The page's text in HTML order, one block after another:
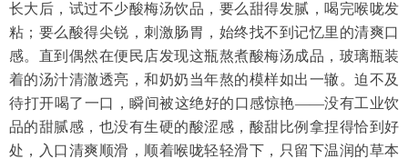
长大后，试过不少酸梅汤饮品，要么甜得发腻，喝完喉咙发
粘；要么酸得尖锐，刺激肠胃，始终找不到记忆里的清爽口
感。直到偶然在便民店发现这瓶熬煮酸梅汤成品，玻璃瓶装
着的汤汁清澈透亮，和奶奶当年熬的模样如出一辙。迫不及
待打开喝了一口，瞬间被这绝好的口感惊艳——没有工业饮
品的甜腻感，也没有生硬的酸涩感，酸甜比例拿捏得恰到好
处，入口清爽顺滑，顺着喉咙轻轻滑下，只留下温润的草本